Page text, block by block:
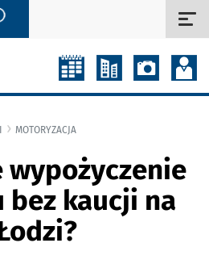
MOTORYZACJA
bez kaucji na